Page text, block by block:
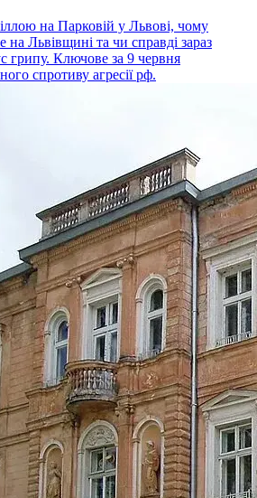
на Парковій у Львові, чому
Львівщині та чи справді зараз
грипу. Ключове за 9 червня
спротиву агресії рф.